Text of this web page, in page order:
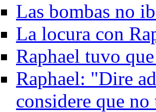
Las bombas no
La locura con
Raphael tuvo
Raphael: "Dire
considere que